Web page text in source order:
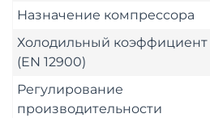
Назначение компрессора
Холодильный коэффициент
(EN 12900)
Регулирование
производительности